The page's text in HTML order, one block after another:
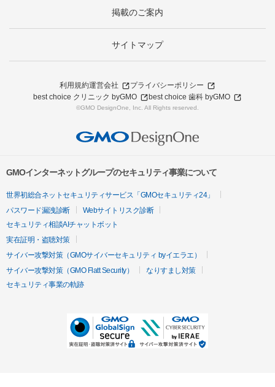
掲載のご案内
サイトマップ
利用規約運営会社
プライバシーポリシー
best choice クリニック byGMO
best choice 歯科 byGMO
©GMO DesignOne, Inc. All Rights reserved.
GMOインターネットグループのセキュリティ事業について
世界初総合ネットセキュリティサービス「GMOセキュリティ24」
パスワード漏洩診断
Webサイトリスク診断
セキュリティ相談AIチャットボット
実在証明・盗聴対策
サイバー攻撃対策（GMOサイバーセキュリティ byイエラエ）
サイバー攻撃対策（GMO Flatt Security）
なりすまし対策
セキュリティ事業の軌跡